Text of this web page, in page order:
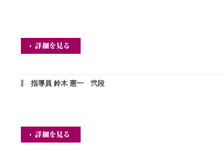
指導員 鈴木 憲一 弐段